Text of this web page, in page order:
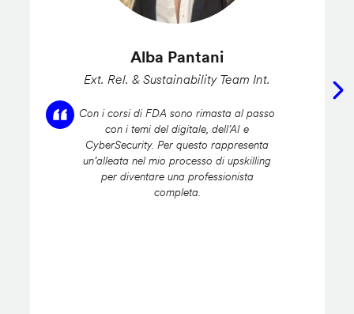
Alba Pantani
Ext. Rel. & Sustainability Team Int.
Con i corsi di FDA sono rimasta al passo
con i temi del digitale, dell’AI e
CyberSecurity. Per questo rappresenta
un’alleata nel mio processo di upskilling
per diventare una professionista
completa.